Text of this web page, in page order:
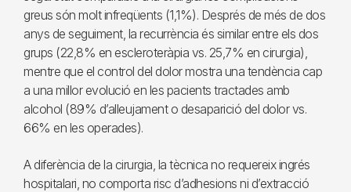
greus són molt infreqüents (1,1%). Després de més de dos
anys de seguiment, la recurrència és similar entre els dos
grups (22,8% en escleroteràpia vs. 25,7% en cirurgia),
mentre que el control del dolor mostra una tendència cap
a una millor evolució en les pacients tractades amb
alcohol (89% d’alleujament o desaparició del dolor vs.
66% en les operades).
A diferència de la cirurgia, la tècnica no requereix ingrés
hospitalari, no comporta risc d’adhesions ni d’extracció